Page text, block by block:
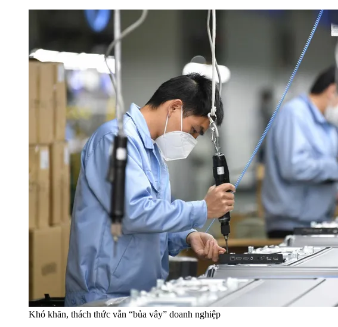
Khó khăn, thách thức vẫn “bủa vây” doanh nghiệp